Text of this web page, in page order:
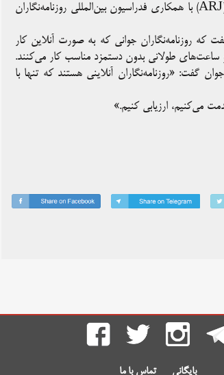
کارگاه دو روزه آموزشی برای روزنامه‌نگاران، در کیگالی، توسط انجمن روزنامه‌نگاران رواندا (ARJ) با همکاری فدراسیون بین‌المللی روزنامه‌نگاران
که روزنامه‌نگاران جوانی که به صورت آنلاین کار
و ساعت‌های طولانی بدون دستمزد مناسب کار می‌کنند.
گفت: «روزنامه‌نگاران آنلاینی هستند که تنها با
می‌کنیم، ارزیابی کنیم.»
بایگانی تماس با ما